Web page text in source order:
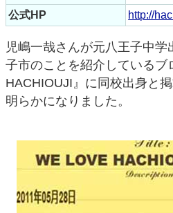
公式HP
http://
児嶋一哉さんが元八王子中
子市のことを紹介しているブ
HACHIOUJI』に同校出身と
明らかになりました。